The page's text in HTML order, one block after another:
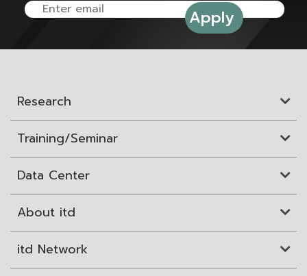
Research
Training/Seminar
Data Center
About itd
itd Network